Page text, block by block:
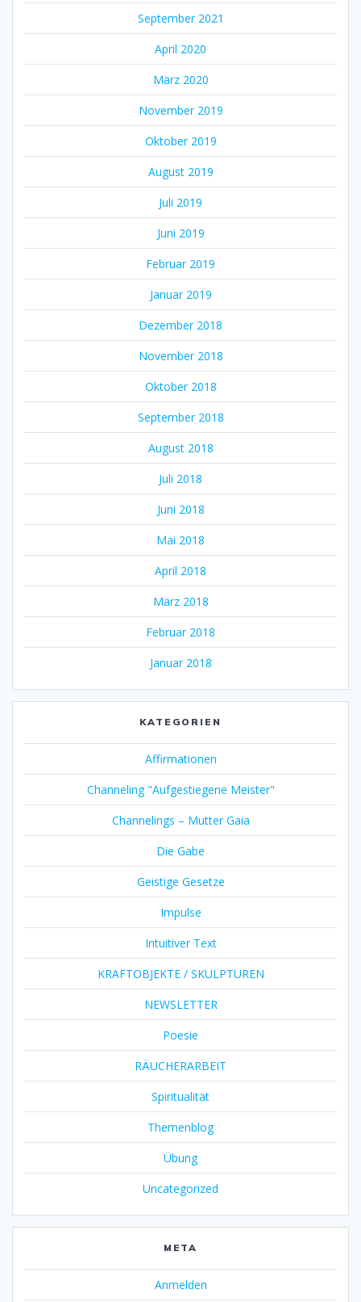
September 2021
April 2020
März 2020
November 2019
Oktober 2019
August 2019
Juli 2019
Juni 2019
Februar 2019
Januar 2019
Dezember 2018
November 2018
Oktober 2018
September 2018
August 2018
Juli 2018
Juni 2018
Mai 2018
April 2018
März 2018
Februar 2018
Januar 2018
KATEGORIEN
Affirmationen
Channeling "Aufgestiegene Meister"
Channelings – Mutter Gaia
Die Gabe
Geistige Gesetze
Impulse
Intuitiver Text
KRAFTOBJEKTE / SKULPTUREN
NEWSLETTER
Poesie
RÄUCHERARBEIT
Spiritualität
Themenblog
Übung
Uncategorized
META
Anmelden